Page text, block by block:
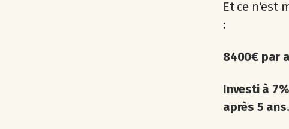
Et ce n'est
:
8400€ par
Investi à
après 5 ans.